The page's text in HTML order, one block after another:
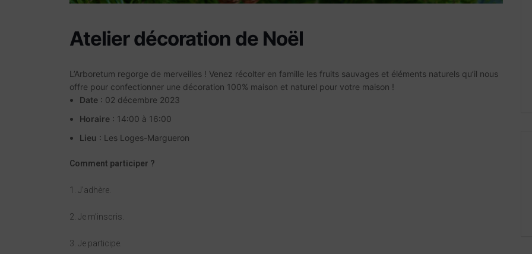
Atelier décoration de Noël
L’Arboretum regorge de merveilles ! Venez récolter en famille les fruits sauvages et éléments naturels qu’il nous
offre pour confectionner une décoration 100% maison et naturel pour votre maison !
Date : 02 décembre 2023
Horaire : 14:00 à 16:00
Lieu : Les Loges-Margueron
Comment participer ?
1. J’adhère.
2. Je m’inscris.
3. Je participe.